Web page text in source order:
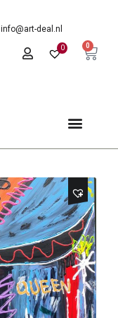
info@art-deal.nl
0 0